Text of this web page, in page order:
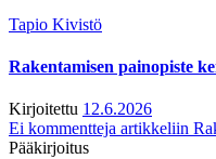
Tapio Kivistö
Rakentamisen painopiste
Kirjoitettu 12.6.2026
Ei kommentteja artikkeliin
Pääkirjoitus